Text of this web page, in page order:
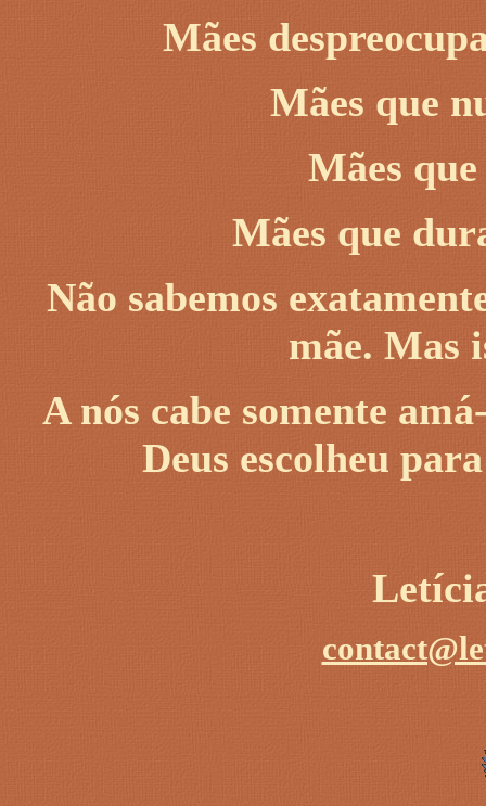
Mães
Mães que
Mães
Mães que
Não sabemos
mãe. Mas
A nós cabe somente
Deus escolheu